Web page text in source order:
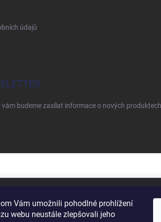
Vám umožnili pohodlné prohlížení
webu neustále zlepšovali jeho
údajů
vám budeme zasílat informace o nových